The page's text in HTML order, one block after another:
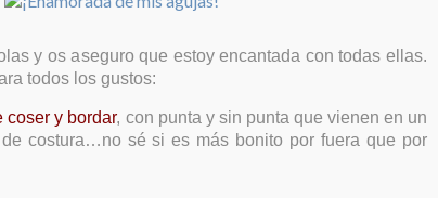
y os aseguro que estoy encantada con todas ellas.
todos los gustos:
coser y bordar, con punta y sin punta que vienen en un
costura…no sé si es más bonito por fuera que por